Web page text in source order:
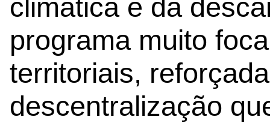
climática e da
programa muito
territoriais,
descentralização